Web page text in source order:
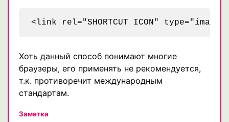
Хоть данный способ понимают многие
браузеры, его применять не рекомендуется,
т.к. противоречит международным
стандартам.
Заметка